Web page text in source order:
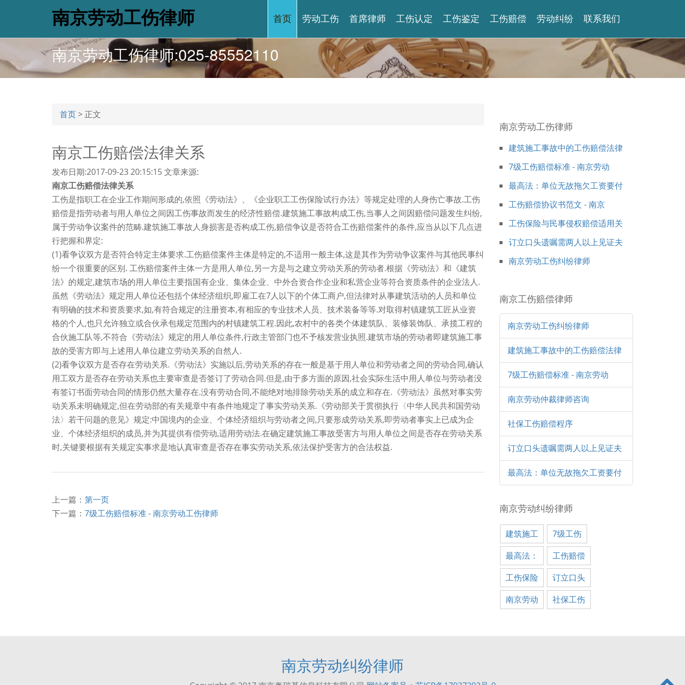
南京劳动工伤律师 首页 劳动工伤 首席律师 工伤认定 工伤鉴定 工伤赔偿 劳动纠纷 联系我们
南京劳动工伤律师:025-85552110
首页> 正文
南京工伤赔偿法律关系
发布日期:2017-09-23 20:15:15文章来源:
南京工伤赔偿法律关系
工伤是指职工在企业工作期间形成的,依照《劳动法》、《企业职工工伤保险试行办法》等规定处理的人身伤亡事故.工伤
赔偿是指劳动者与用人单位之间因工伤事故而发生的经济性赔偿.建筑施工事故构成工伤,当事人之间因赔偿问题发生纠纷,
属于劳动争议案件的范畴.建筑施工事故人身损害是否构成工伤,赔偿争议是否符合工伤赔偿案件的条件,应当从以下几点进
行把握和界定:
(1)看争议双方是否符合特定主体要求.工伤赔偿案件主体是特定的,不适用一般主体,这是其作为劳动争议案件与其他民事纠
纷一个很重要的区别. 工伤赔偿案件主体一方是用人单位,另一方是与之建立劳动关系的劳动者.根据《劳动法》和《建筑
法》的规定,建筑市场的用人单位主要指国有企业、集体企业、中外合资合作企业和私营企业等符合资质条件的企业法人.
虽然《劳动法》规定用人单位还包括个体经济组织,即雇工在7人以下的个体工商户,但法律对从事建筑活动的人员和单位
有明确的技术和资质要求,如,有符合规定的注册资本,有相应的专业技术人员、技术装备等等.对取得村镇建筑工匠从业资
格的个人,也只允许独立或合伙承包规定范围内的村镇建筑工程.因此,农村中的各类个体建筑队、装修装饰队、承揽工程的
合伙施工队等,不符合《劳动法》规定的用人单位条件,行政主管部门也不予核发营业执照.建筑市场的劳动者即建筑施工事
故的受害方即与上述用人单位建立劳动关系的自然人.
(2)看争议双方是否存在劳动关系.《劳动法》实施以后,劳动关系的存在一般是基于用人单位和劳动者之间的劳动合同,确认
用工双方是否存在劳动关系也主要审查是否签订了劳动合同.但是,由于多方面的原因,社会实际生活中用人单位与劳动者没
有签订书面劳动合同的情形仍然大量存在.没有劳动合同,不能绝对地排除劳动关系的成立和存在.《劳动法》虽然对事实劳
动关系未明确规定,但在劳动部的有关规章中有条件地规定了事实劳动关系.《劳动部关于贯彻执行〈中华人民共和国劳动
法〉若干问题的意见》规定:中国境内的企业、个体经济组织与劳动者之间,只要形成劳动关系,即劳动者事实上已成为企
业、个体经济组织的成员,并为其提供有偿劳动,适用劳动法.在确定建筑施工事故受害方与用人单位之间是否存在劳动关系
时,关键要根据有关规定实事求是地认真审查是否存在事实劳动关系,依法保护受害方的合法权益.
上一篇： 第一页
下一篇： 7级工伤赔偿标准 - 南京劳动工伤律师
南京劳动工伤律师
建筑施工事故中的工伤赔偿法律
7级工伤赔偿标准 - 南京劳动
最高法：单位无故拖欠工资要付
工伤赔偿协议书范文 - 南京
工伤保险与民事侵权赔偿适用关
订立口头遗嘱需两人以上见证夫
南京劳动工伤纠纷律师
南京工伤赔偿律师
南京劳动工伤纠纷律师
建筑施工事故中的工伤赔偿法律
7级工伤赔偿标准 - 南京劳动
南京劳动仲裁律师咨询
社保工伤赔偿程序
订立口头遗嘱需两人以上见证夫
最高法：单位无故拖欠工资要付
南京劳动纠纷律师
建筑施工
7级工伤
最高法：
工伤赔偿
工伤保险
订立口头
南京劳动
社保工伤
南京劳动纠纷律师